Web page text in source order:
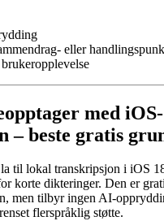
eller
med iOS-
– beste gratis
til lokal transkripsjon i iOS
korte dikteringer. Den er
men tilbyr ingen AI-
flerspråklig støtte.